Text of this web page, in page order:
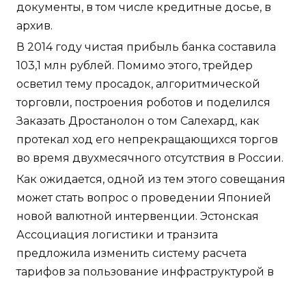
документы, в том числе кредитные досье, в
архив.
В 2014 году чистая прибыль банка составила
103,1 млн рублей. Помимо этого, трейдер
осветил тему просадок, алгоритмической
торговли, построения роботов и поделился
Заказать Дростанолон о том Салехард, как
протекал ход его непрекращающихся торгов
во время двухмесячного отсутствия в России.
Как ожидается, одной из тем этого совещания
может стать вопрос о проведении Японией
новой валютной интервенции. Эстонская
Ассоциация логистики и транзита
предложила изменить систему расчета
тарифов за пользование инфраструктурой в